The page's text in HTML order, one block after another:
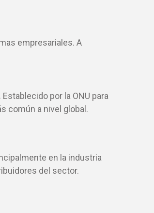
empresariales. A
Establecido por la ONU para
común a nivel global.
en la industria
del sector.